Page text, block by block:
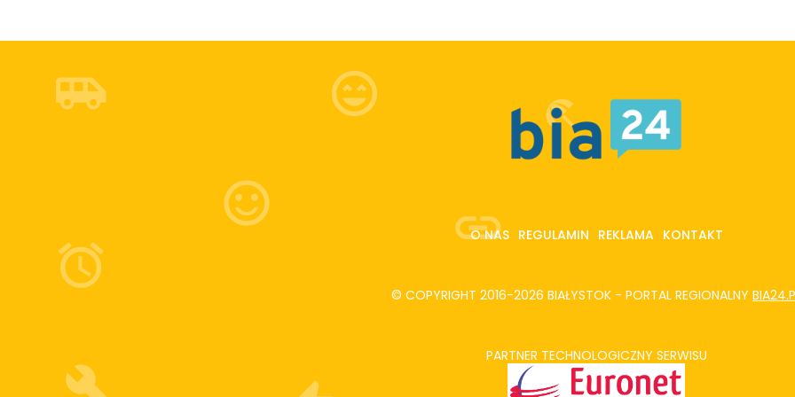
O NAS REGULAMIN REKLAMA KONTAKT
© COPYRIGHT 2016-2026 BIAŁYSTOK - PORTAL REGIONALNY
PARTNER TECHNOLOGICZNY SERWISU